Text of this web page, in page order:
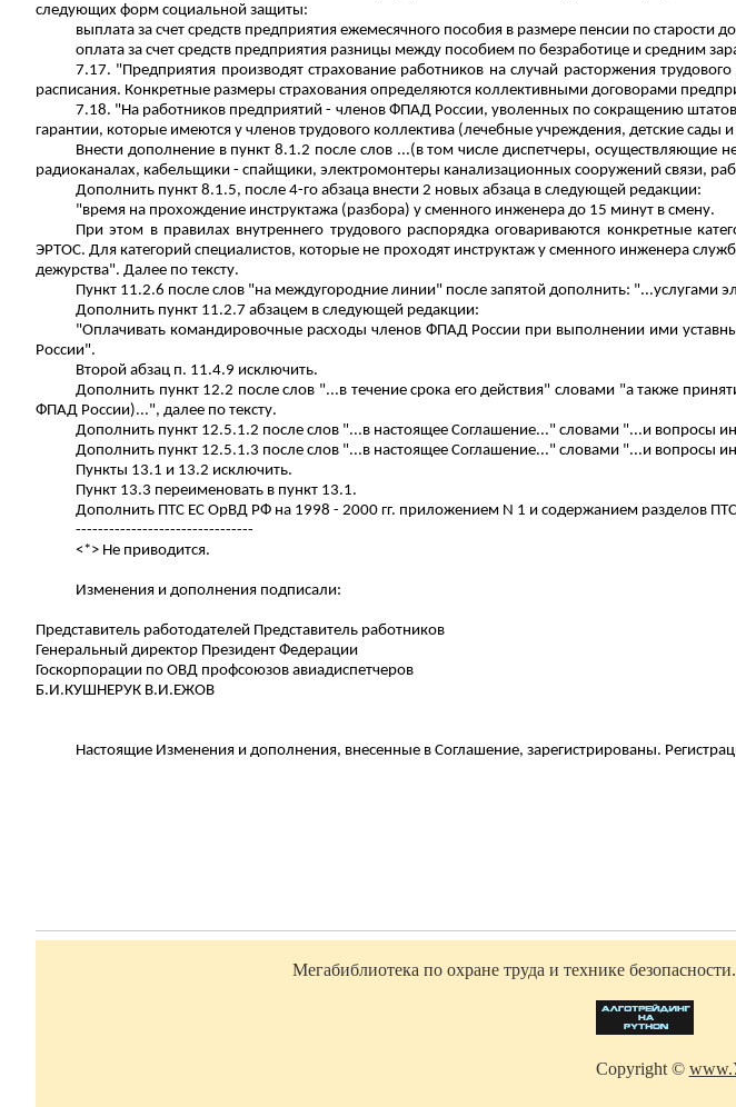
следующих форм социальной защиты:
выплата за счет средств предприятия ежемесячного пособия в размере пенсии по старости
оплата за счет средств предприятия разницы между пособием по безработице и средним
7.17. "Предприятия производят страхование работников на случай расторжения
расписания. Конкретные размеры страхования определяются коллективными договорами
7.18. "На работников предприятий - членов ФПАД России, уволенных по сокращению
гарантии, которые имеются у членов трудового коллектива (лечебные учреждения, детские сады
Внести дополнение в пункт 8.1.2 после слов ...(в том числе диспетчеры,
радиоканалах, кабельщики - спайщики, электромонтеры канализационных сооружений связи,
Дополнить пункт 8.1.5, после 4-го абзаца внести 2 новых абзаца в следующей редакции:
"время на прохождение инструктажа (разбора) у сменного инженера до 15 минут в смену.
При этом в правилах внутреннего трудового распорядка оговариваются конкретные
ЭРТОС. Для категорий специалистов, которые не проходят инструктаж у сменного инженера
дежурства". Далее по тексту.
Пункт 11.2.6 после слов "на междугородние линии" после запятой дополнить: "...услугами
Дополнить пункт 11.2.7 абзацем в следующей редакции:
"Оплачивать командировочные расходы членов ФПАД России при выполнении ими
России".
Второй абзац п. 11.4.9 исключить.
Дополнить пункт 12.2 после слов "...в течение срока его действия" словами "а также
ФПАД России)...", далее по тексту.
Дополнить пункт 12.5.1.2 после слов "...в настоящее Соглашение..." словами "...и вопросы
Дополнить пункт 12.5.1.3 после слов "...в настоящее Соглашение..." словами "...и вопросы
Пункты 13.1 и 13.2 исключить.
Пункт 13.3 переименовать в пункт 13.1.
Дополнить ПТС ЕС ОрВД РФ на 1998 - 2000 гг. приложением N 1 и содержанием разделов ПТС
--------------------------------
<*> Не приводится.
Изменения и дополнения подписали:
Представитель работодателей Представитель работников
Генеральный директор Президент Федерации
Госкорпорации по ОВД профсоюзов авиадиспетчеров
Б.И.КУШНЕРУК В.И.ЕЖОВ
Настоящие Изменения и дополнения, внесенные в Соглашение, зарегистрированы.
Мегабиблиотека по охране труда и технике
Copyright ©